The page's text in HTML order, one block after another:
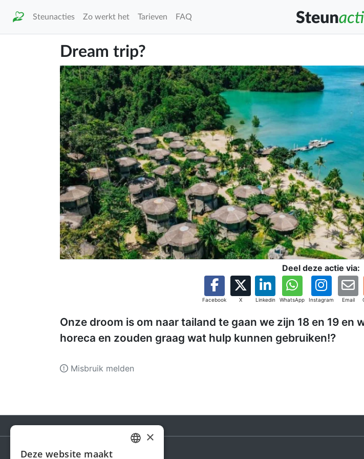
Steunacties Zo werkt het Tarieven FAQ
Dream trip?
Deel deze actie via:
Facebook X Linkedin WhatsApp Instagram Email
Onze droom is om naar tailand te gaan we zijn 18 en 19 en
horeca en zouden graag wat hulp kunnen gebruiken!?
Misbruik melden
×
Deze website maakt